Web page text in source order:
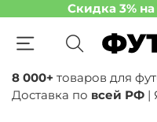
Скидка 3% на
8 000+ товаров для
Доставка по всей РФ |